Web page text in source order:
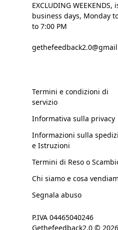
EXCLUDING
business days, Monday
to 7:00 PM
Termini e condizioni di
servizio
Informativa sulla privacy
Informazioni sulla
e Istruzioni
Termini di Reso o
Chi siamo e cosa
Segnala abuso
P.IVA 04465040246
Gethefeedback2.0 ©